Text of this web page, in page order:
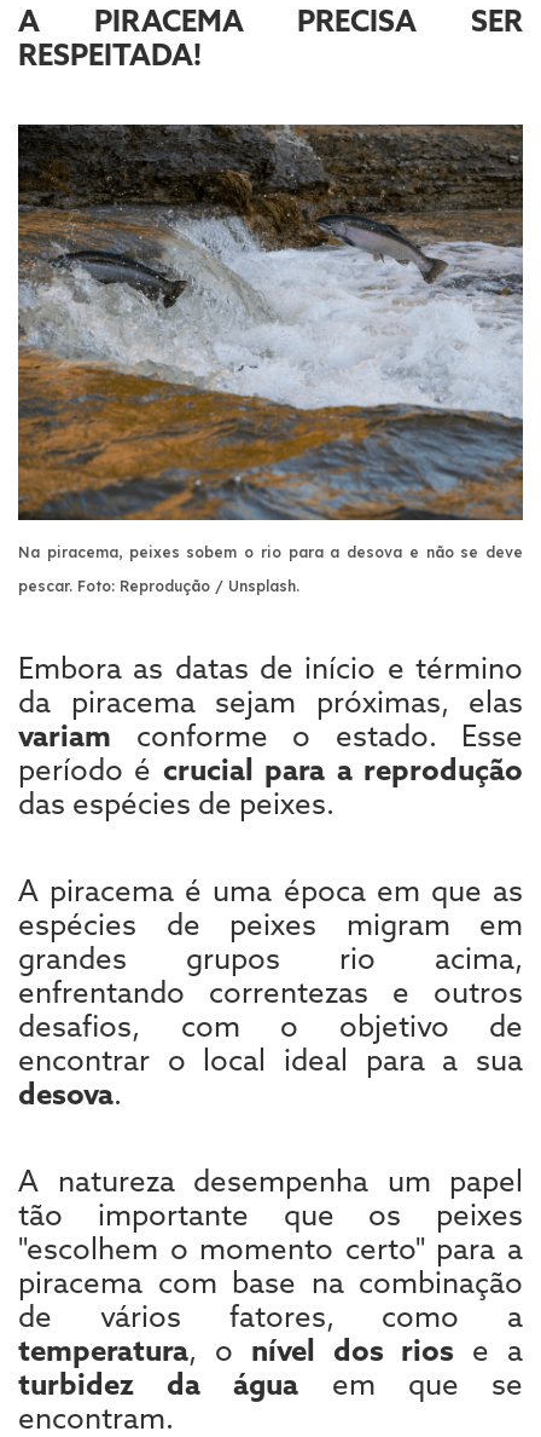
A PIRACEMA PRECISA SER
RESPEITADA!
Na piracema, peixes sobem o rio para a desova e não se deve
pescar. Foto: Reprodução / Unsplash.
Embora as datas de início e término
da piracema sejam próximas, elas
variam conforme o estado. Esse
período é crucial para a reprodução
das espécies de peixes.
A piracema é uma época em que as
espécies de peixes migram em
grandes grupos rio acima,
enfrentando correntezas e outros
desafios, com o objetivo de
encontrar o local ideal para a sua
desova.
A natureza desempenha um papel
tão importante que os peixes
"escolhem o momento certo" para a
piracema com base na combinação
de vários fatores, como a
temperatura, o nível dos rios e a
turbidez da água em que se
encontram.